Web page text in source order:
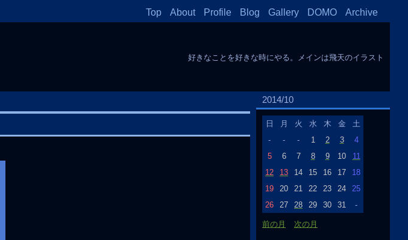
Top About Profile Blog Gallery DOMO Archive
好きなことを好きな時にやる。メインは飛天のイラスト
2014/10
日 月 火 水 木 金
土
-
- - 1 2 3
4
5
6 7 8 9 10
11
12
13 14 15 16 17
18
19
20 21 22 23 24
25
26
27 28 29 30 31 -
前の月 次の月